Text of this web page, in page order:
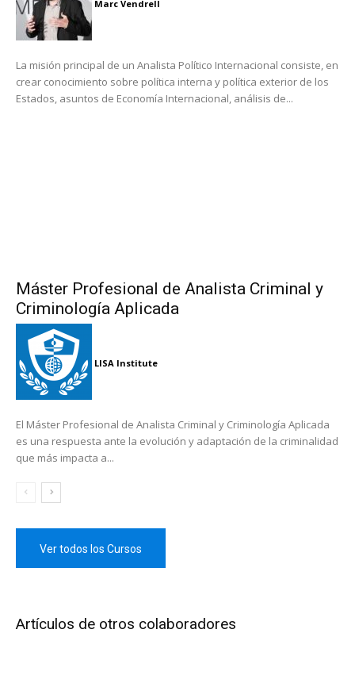
Marc Vendrell
La misión principal de un Analista Político Internacional consiste, en
crear conocimiento sobre política interna y política exterior de los
Estados, asuntos de Economía Internacional, análisis de...
Máster Profesional de Analista Criminal y
Criminología Aplicada
LISA Institute
El Máster Profesional de Analista Criminal y Criminología Aplicada
es una respuesta ante la evolución y adaptación de la criminalidad
que más impacta a...
Ver todos los Cursos
Artículos de otros colaboradores